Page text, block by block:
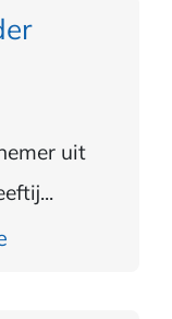
uit